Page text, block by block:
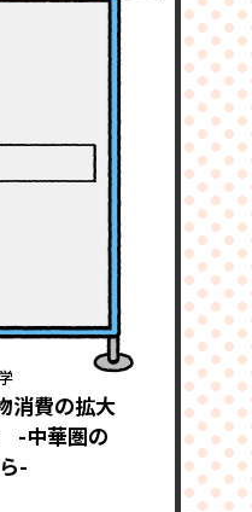
消費の拡大
-中華圏の
-